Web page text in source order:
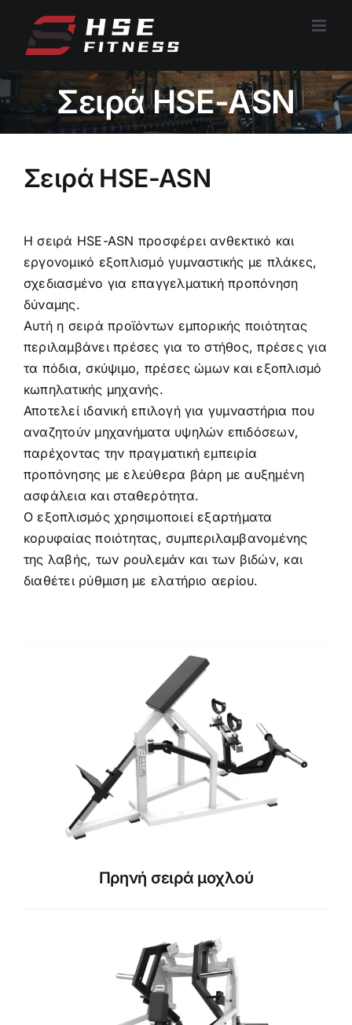
περιεχόμενο
Σειρά HSE-ASN
Σειρά HSE-ASN
Η σειρά HSE-ASN προσφέρει ανθεκτικό και
εργονομικό εξοπλισμό γυμναστικής με πλάκες,
σχεδιασμένο για επαγγελματική προπόνηση
δύναμης.
Αυτή η σειρά προϊόντων εμπορικής ποιότητας
περιλαμβάνει πρέσες για το στήθος, πρέσες για
τα πόδια, σκύψιμο, πρέσες ώμων και εξοπλισμό
κωπηλατικής μηχανής.
Αποτελεί ιδανική επιλογή για γυμναστήρια που
αναζητούν μηχανήματα υψηλών επιδόσεων,
παρέχοντας την πραγματική εμπειρία
προπόνησης με ελεύθερα βάρη με αυξημένη
ασφάλεια και σταθερότητα.
Ο εξοπλισμός χρησιμοποιεί εξαρτήματα
κορυφαίας ποιότητας, συμπεριλαμβανομένης
της λαβής, των ρουλεμάν και των βιδών, και
διαθέτει ρύθμιση με ελατήριο αερίου.
Πρηνή σειρά μοχλού